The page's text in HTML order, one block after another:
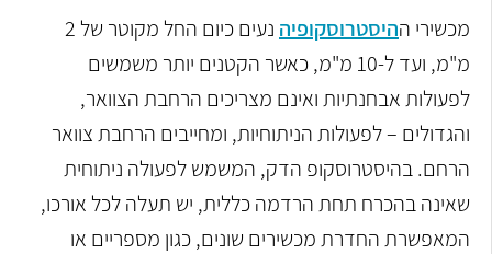
מכשירי ההיסטרוסקופיה
נעים כיום החל מקוטר של 2
מ"מ, ועד ל-10 מ"מ, כאשר הקטנים יותר משמשים
לפעולות אבחנתיות ואינם מצריכים הרחבת הצוואר,
והגדולים – לפעולות הניתוחיות, ומחייבים הרחבת צוואר
הרחם. בהיסטרוסקופ הדק, המשמש לפעולה ניתוחית
שאינה בהכרח תחת הרדמה כללית, יש תעלה לכל אורכו,
המאפשרת החדרת מכשירים שונים, כגון מספריים או